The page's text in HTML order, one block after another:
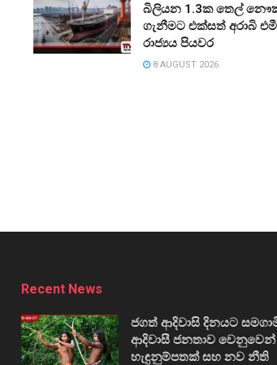
බිලියන 1.3ක තෙල්
ගැනීමට එක්සත් අරාබි
රාජ්‍යය පියවර
8 AUGUST 2026
Recent News
ජගත් ආදිවාසි දිනයට
ආදිවාසී ජනතාව
හැඳුනුම්පතක් සහ නව නීති